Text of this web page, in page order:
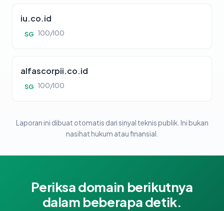
iu.co.id
SG 100/100
alfascorpii.co.id
SG 100/100
Laporan ini dibuat otomatis dari sinyal teknis publik. Ini bukan
nasihat hukum atau finansial.
Periksa domain berikutnya
dalam beberapa detik.